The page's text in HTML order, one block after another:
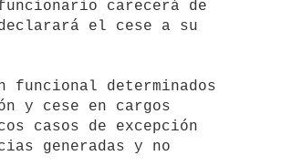
el cese a su
y cese en cargos
casos de excepción
generadas y no